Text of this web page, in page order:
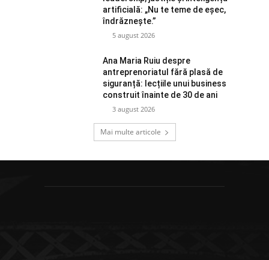
artificială: „Nu te teme de eșec,
îndrăznește.”
5 august 2026
Ana Maria Ruiu despre
antreprenoriatul fără plasă de
siguranță: lecțiile unui business
construit înainte de 30 de ani
3 august 2026
Mai multe articole